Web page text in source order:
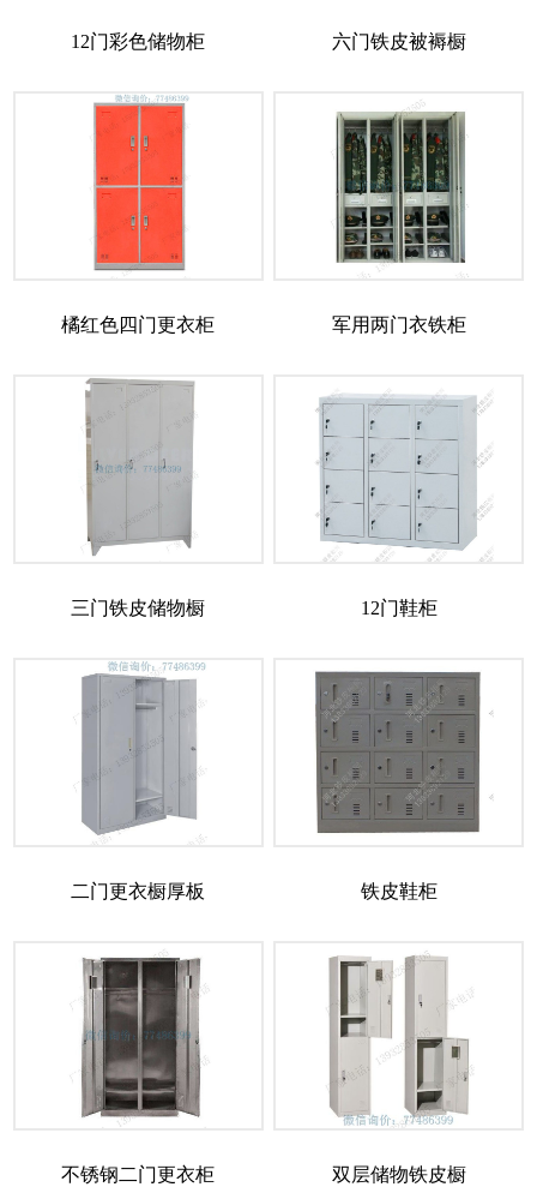
12门彩色储物柜 六门铁皮被褥橱
橘红色四门更衣柜 军用两门衣铁柜
三门铁皮储物橱 12门鞋柜
二门更衣橱厚板 铁皮鞋柜
不锈钢二门更衣柜 双层储物铁皮橱